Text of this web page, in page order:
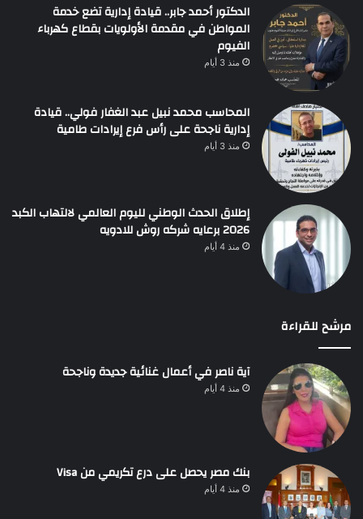
الدكتور أحمد جابر.. قيادة إدارية تضع خدمة
المواطن في مقدمة الأولويات بقطاع كهرباء
الفيوم
منذ 3 أيام
المحاسب محمد نبيل عبد الغفار فولي.. قيادة
إدارية ناجحة على رأس فرع إيرادات طامية
منذ 3 أيام
إطلاق الحدث الوطني لليوم العالمي لالتهاب الكبد
2026 برعايه شركه روش للادويه
منذ 4 أيام
مرشح للقراءة
آية ناصر في أعمال غنائية جديدة وناجحة
منذ 4 أيام
بنك مصر يحصل على درع تكريمي من Visa
منذ 4 أيام